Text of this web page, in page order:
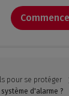
pour se protéger
d'alarme ?